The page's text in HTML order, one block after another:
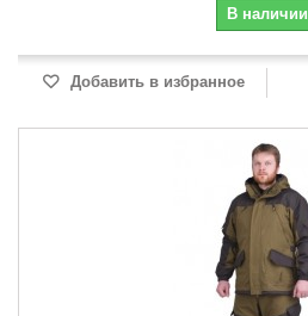
В наличии
Добавить в избранное